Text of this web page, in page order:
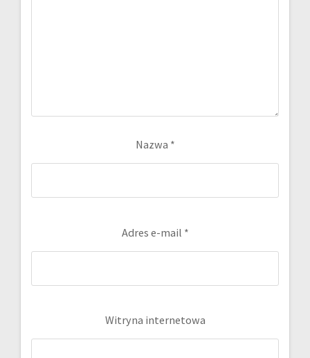
Nazwa *
Adres e-mail *
Witryna internetowa